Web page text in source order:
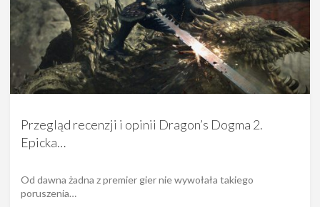
Przegląd recenzji i opinii Dragon’s Dogma 2.
Epicka…
Od dawna żadna z premier gier nie wywołała takiego
poruszenia…